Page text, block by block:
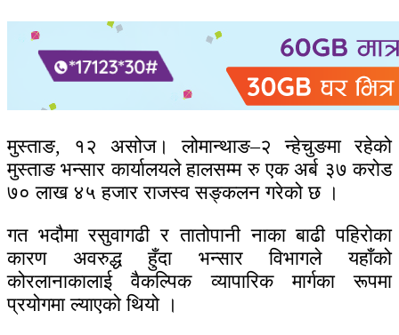
मुस्ताङ, १२ असोज। लोमान्थाङ–२ न्हेचुङमा रहेको
मुस्ताङ भन्सार कार्यालयले हालसम्म रु एक अर्ब ३७ करोड
७० लाख ४५ हजार राजस्व सङ्कलन गरेको छ ।
गत भदौमा रसुवागढी र तातोपानी नाका बाढी पहिरोका
कारण अवरुद्ध हुँदा भन्सार विभागले यहाँको
कोरलानाकालाई वैकल्पिक व्यापारिक मार्गका रूपमा
प्रयोगमा ल्याएको थियो ।